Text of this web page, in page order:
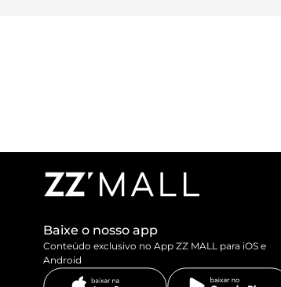
Baixe o nosso app
Conteúdo exclusivo no App ZZ MALL para iOS e
Android